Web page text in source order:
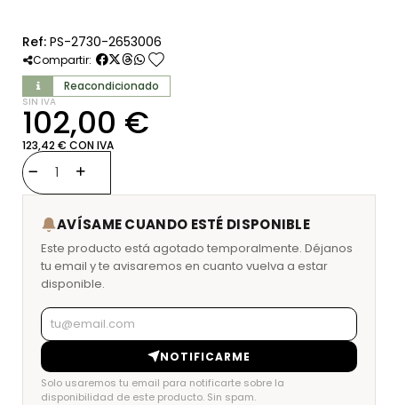
Ref: PS-2730-2653006
Compartir: favorite
Reacondicionado
SIN IVA
102,00 €
123,42 € CON IVA
AVÍSAME CUANDO ESTÉ DISPONIBLE
Este producto está agotado temporalmente. Déjanos
tu email y te avisaremos en cuanto vuelva a estar
disponible.
NOTIFICARME
Solo usaremos tu email para notificarte sobre la
disponibilidad de este producto. Sin spam.